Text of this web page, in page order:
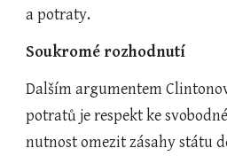
a potraty.
Soukromé rozhodnutí
Dalším argumentem
potratů je respekt ke
nutnost omezit zásahy státu